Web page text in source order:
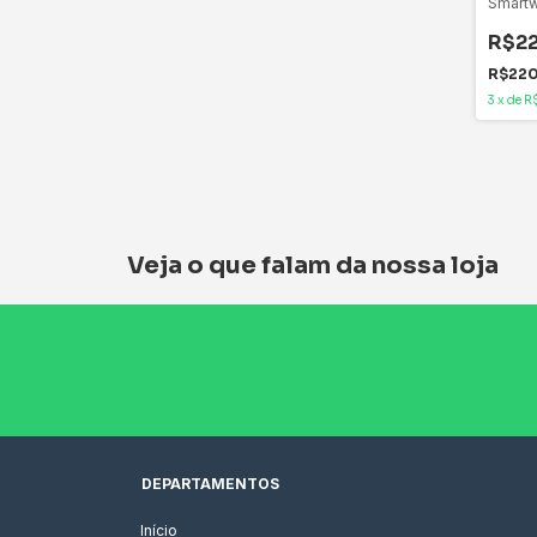
3 x de
Veja o que falam da nossa loja
DEPARTAMENTOS
Início